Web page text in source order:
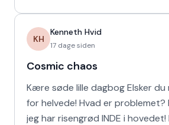
KH
Kenneth Hvid
17 dage siden
Cosmic chaos
Kære søde lille dagbog Elsker du mig endnu? Ja
for helvede! Hvad er problemet? Problemet er at
jeg har risengrød INDE i hovedet!